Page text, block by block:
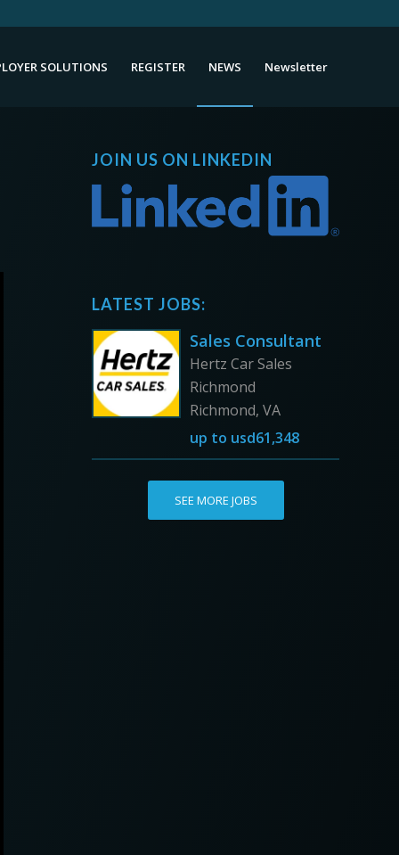
SOLUTIONS REGISTER NEWS Newsletter
JOIN US ON LINKEDIN
LATEST JOBS:
Sales Consultant
Hertz Car Sales
Richmond
Richmond, VA
up to usd61,348
SEE MORE JOBS